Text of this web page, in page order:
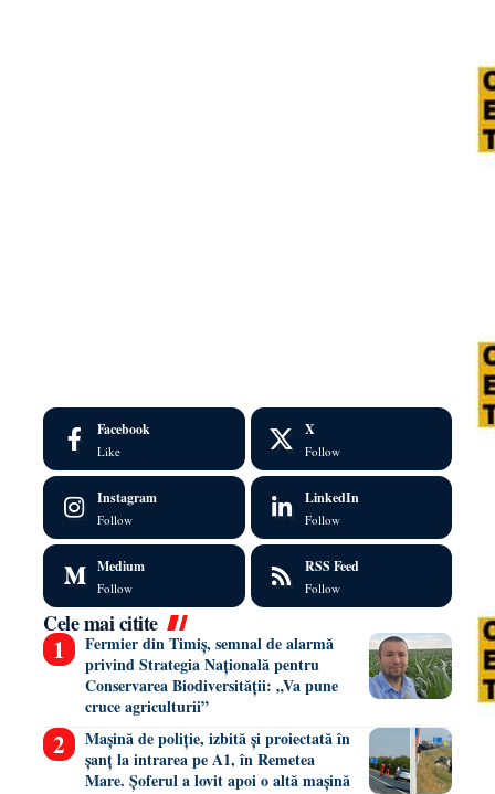
Facebook
Like
X
Follow
Instagram
Follow
LinkedIn
Follow
Medium
Follow
RSS Feed
Follow
Cele mai citite
Fermier din Timiș, semnal de alarmă
privind Strategia Națională pentru
Conservarea Biodiversității: „Va pune
cruce agriculturii”
Mașină de poliție, izbită și proiectată în
șanț la intrarea pe A1, în Remetea
Mare. Șoferul a lovit apoi o altă mașină